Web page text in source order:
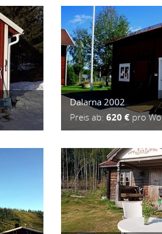
Dalarna 2002
Preis ab: 620 € pro